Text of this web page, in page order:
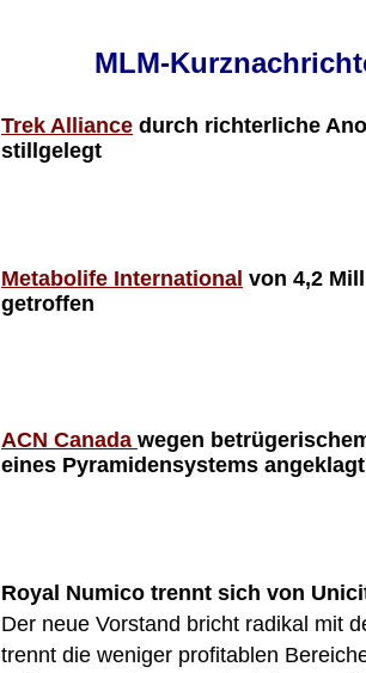
MLM-
Trek Alliance durch richterliche
stillgelegt
Metabolife International von 4,2
getroffen
ACN Canada wegen
eines Pyramidensystems
Royal Numico trennt sich von
Der neue Vorstand bricht radikal mit
trennt die weniger profitablen